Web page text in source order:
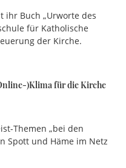
ihr Buch „Urworte des
für Katholische
der Kirche.
)Klima für die Kirche
Themen „bei den
Spott und Häme im Netz